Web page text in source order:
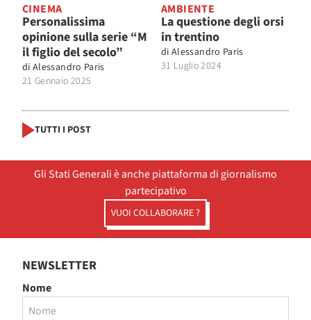
CINEMA
Personalissima
opinione sulla serie “M
il figlio del secolo”
di Alessandro Paris
21 Gennaio 2025
AMBIENTE
La questione degli orsi
in trentino
di Alessandro Paris
31 Luglio 2024
TUTTI I POST
Gli Stati Generali è anche piattaforma di giornalismo
partecipativo
VUOI COLLABORARE ?
NEWSLETTER
Nome